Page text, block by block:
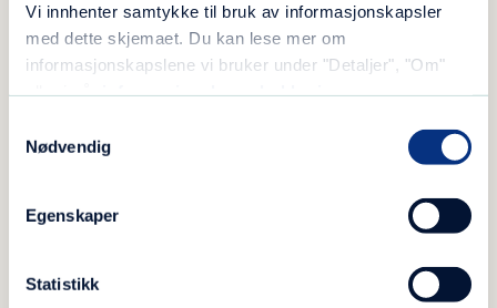
Vi innhenter samtykke til bruk av informasjonskapsler
med dette skjemaet. Du kan lese mer om
informasjonskapslene vi bruker under "Detaljer", "Om"
Nødvendig
Egenskaper
Statistikk